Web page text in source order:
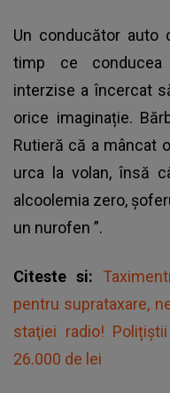
Un conducător
timp ce conducea
interzise a încercat
orice imaginație.
Rutieră că a mâncat
urca la volan, însă
alcoolemia zero,
un nurofen ”.
Citeste si:
pentru suprataxare,
staţiei radio!
26.000 de lei